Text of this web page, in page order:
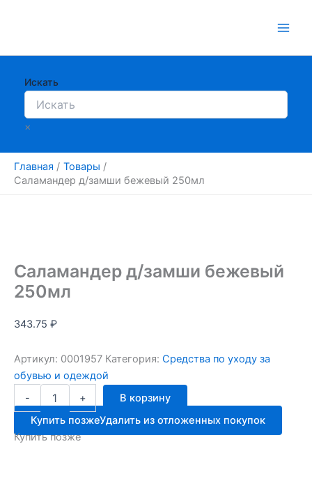
Искать
×
Главная
Товары
Саламандер д/замши бежевый 250мл
Саламандер д/замши бежевый
250мл
343.75 ₽
Артикул: 0001957 Категория: Средства по уходу за
обувью и одеждой
-
Количество
товара
Саламандер
д/
замши
+
В корзину
Купить позжеУдалить из отложенных покупок
Купить позже